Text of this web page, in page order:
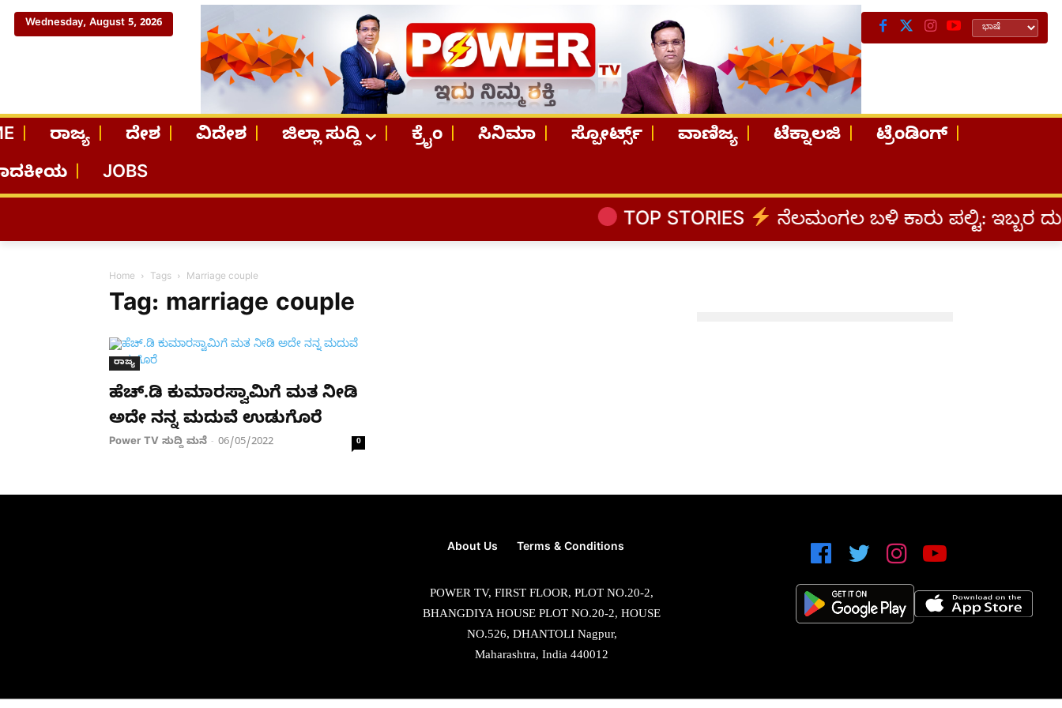
Wednesday, August 5, 2026
ರಾಜ್ಯ ದೇಶ ವಿದೇಶ ಜಿಲ್ಲಾ ಸುದ್ದಿ ಕ್ರೈಂ ಸಿನಿಮಾ ಸ್ಪೋರ್ಟ್ಸ್ ವಾಣಿಜ್ಯ ಟೆಕ್ನಾಲಜಿ
ಟ್ರೆಂಡಿಂಗ್
JOBS
TOP STORIES ನೆಲಮಂಗಲ ಬಳಿ ಕಾರು ಪಲ್ಟಿ: ಇಬ್ಬರ
Home Tags Marriage couple
Tag: marriage couple
ರಾಜ್ಯ
ಹೆಚ್​​.ಡಿ ಕುಮಾರಸ್ವಾಮಿಗೆ ಮತ ನೀಡಿ
ಅದೇ ನನ್ನ ಮದುವೆ ಉಡುಗೊರೆ
Power TV ಸುದ್ದಿ ಮನೆ - 06/05/2022 0
About Us Terms & Conditions
POWER TV, FIRST FLOOR, PLOT NO.20-2,
BHANGDIYA HOUSE PLOT NO.20-2, HOUSE
NO.526, DHANTOLI Nagpur,
Maharashtra, India 440012